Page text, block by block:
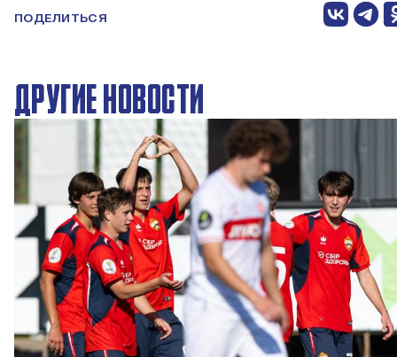
ПОДЕЛИТЬСЯ
ДРУГИЕ НОВОСТИ